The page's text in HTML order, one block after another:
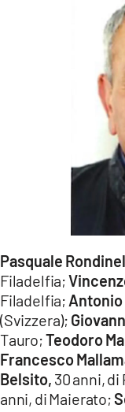
Pasquale
Filadelfia;
Filadelfia; Antonio
(Svizzera);
Tauro;Teodoro
Francesco
Belsito, 30 anni, di
anni, di Maierato;